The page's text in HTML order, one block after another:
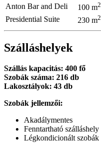
Anton Bar and Deli
100 m2
Presidential Suite
230 m2
Szálláshelyek
Szállás kapacitás: 400 fő
Szobák száma: 216 db
Lakosztályok: 43 db
Szobák jellemzői:
Akadálymentes
Fenntartható szálláshely
Légkondicionált szobák